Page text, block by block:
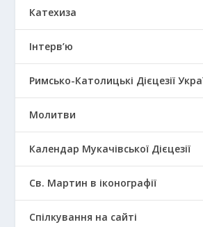
Катехиза
Інтерв’ю
Римсько-Католицькі Дієцезії
Молитви
Календар Мукачівської Дієцезії
Св. Мартин в іконографії
Спілкування на сайті